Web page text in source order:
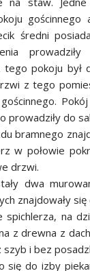
gościnnego
średni
tego pokoju był
z tego
prowadziły do
bramnego
w połowie
drzwi.
dwa
znajdowały
na
z drewna z
i bez
się do izby